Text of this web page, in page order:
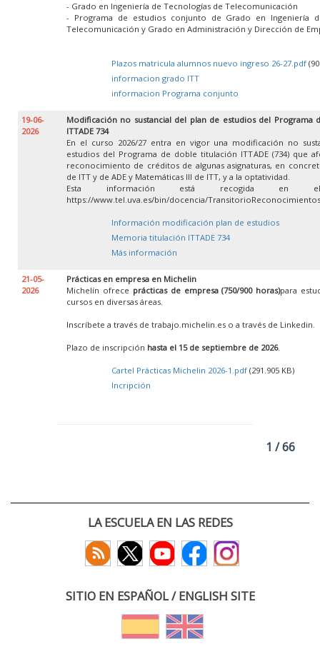
- Grado en Ingeniería de Tecnologías de Telecomunicación
- Programa de estudios conjunto de Grado en Ingeniería
Telecomunicación y Grado en Administración y Dirección de
Plazos matricula alumnos nuevo ingreso 26-27.pdf
informacion grado ITT
informacion Programa conjunto
19-06-
2026
Modificación no sustancial del plan de estudios del Programa
ITTADE 734
En el curso 2026/27 entra en vigor una modificación no
estudios del Programa de doble titulación ITTADE (734) que
reconocimiento de créditos de algunas asignaturas, en
de ITT y de ADE y Matemáticas III de ITT, y a la optatividad.
Esta información está recogida en el
https://www.tel.uva.es/bin/docencia/
Información modificación plan de estudios
Memoria titulación ITTADE 734
Más información
21-05-
2026
Prácticas en empresa en Michelin
Michelín ofrece prácticas de empresa (750/900 horas)para
cursos en diversas áreas.
Inscríbete a través de trabajo.michelin.es o a través de Linkedin.
Plazo de inscripción hasta el 15 de septiembre de 2026.
Cartel Prácticas Michelin 2026-1.pdf (291.905 KB)
Incripción
1 / 66
LA ESCUELA EN LAS REDES
SITIO EN ESPAÑOL / ENGLISH SITE